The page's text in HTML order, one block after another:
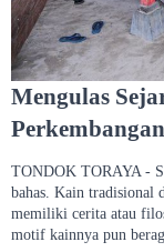
Mengulas
TONDOK TORAYA -
bahas. Kain tradisional
memiliki cerita atau
motif kainnya pun